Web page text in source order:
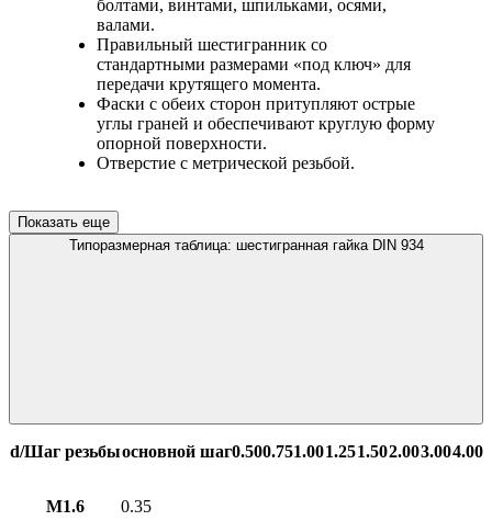
болтами, винтами, шпильками, осями,
валами.
Правильный шестигранник со
стандартными размерами «под ключ» для
передачи крутящего момента.
Фаски с обеих сторон притупляют острые
углы граней и обеспечивают круглую форму
опорной поверхности.
Отверстие с метрической резьбой.
Показать еще
Типоразмерная таблица: шестигранная гайка DIN 934
d/Шаг резьбыосновной шаг0.500.751.001.251.502.003.004.00
М1.6
0.35